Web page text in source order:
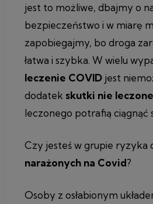
jest to możliwe, dbajmy o
bezpieczeństwo i w miarę
zapobiegajmy, bo droga
łatwa i szybka. W wielu
leczenie COVID jest
dodatek skutki nie
leczonego potrafią ciągnąć
Czy jesteś w grupie ryzyka
narażonych na Covid?
Osoby z osłabionym